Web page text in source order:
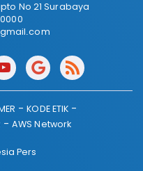
No 21 Surabaya
KODE ETIK
AWS Network
Pers